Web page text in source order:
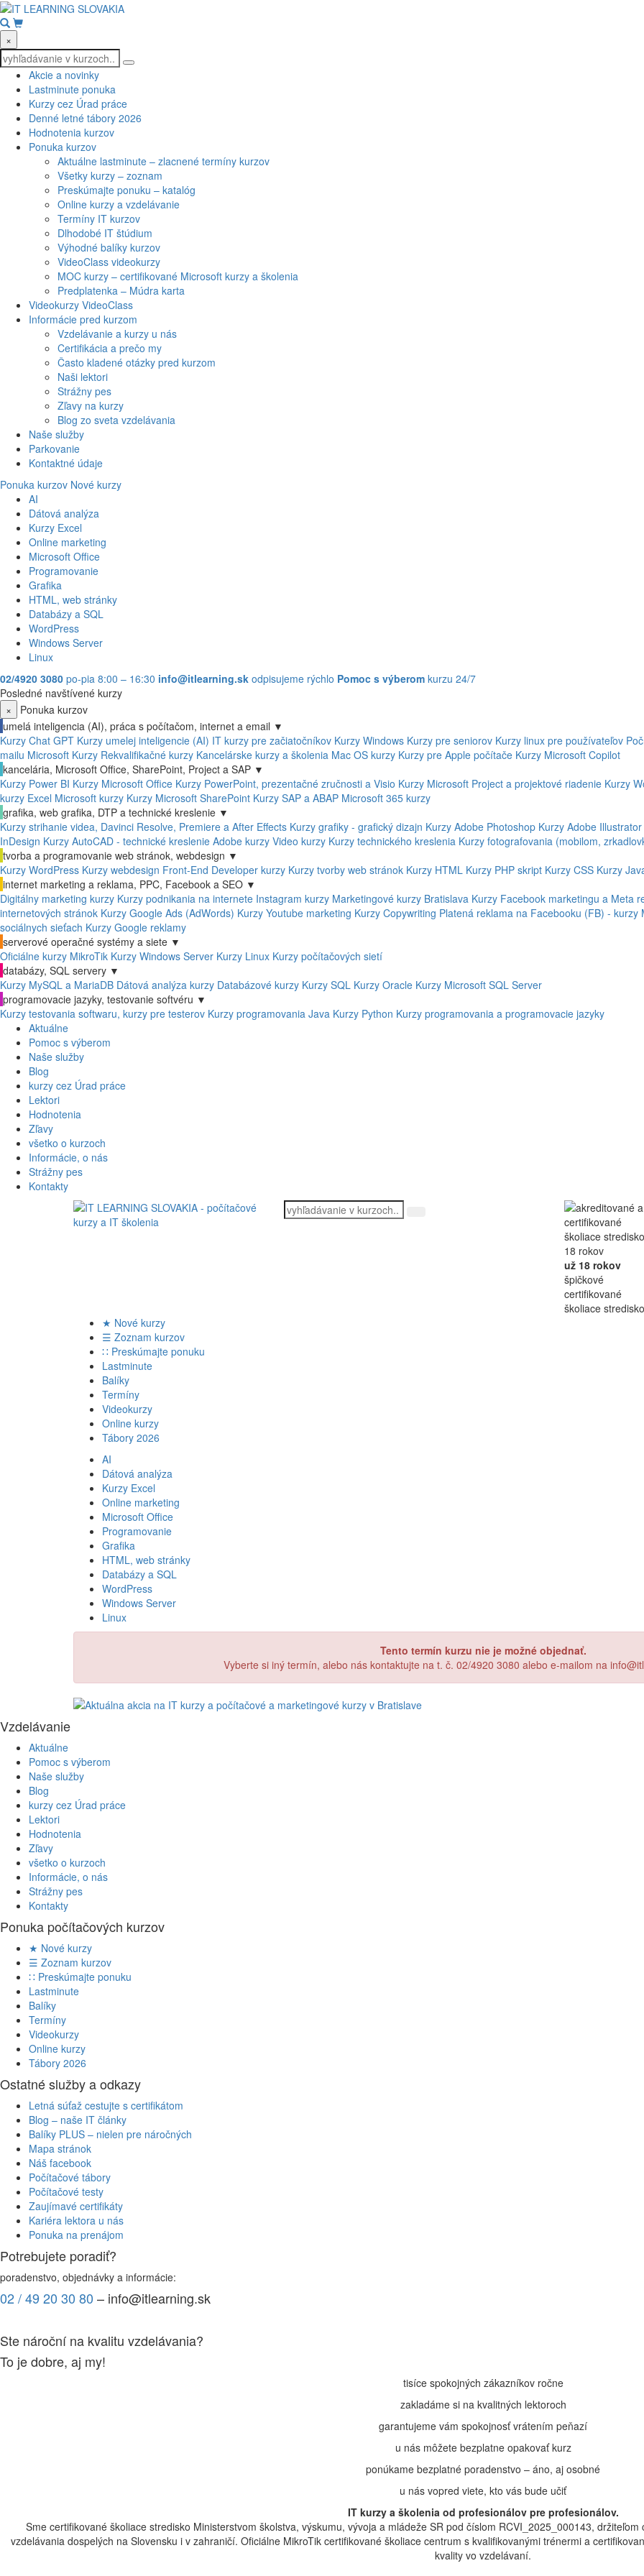
×
Akcie a novinky
Lastminute ponuka
Kurzy cez Úrad práce
Denné letné tábory 2026
Hodnotenia kurzov
Ponuka kurzov
Aktuálne lastminute – zlacnené termíny kurzov
Všetky kurzy – zoznam
Preskúmajte ponuku – katalóg
Online kurzy a vzdelávanie
Termíny IT kurzov
Dlhodobé IT štúdium
Výhodné balíky kurzov
VideoClass videokurzy
MOC kurzy – certifikované Microsoft kurzy a školenia
Predplatenka – Múdra karta
Videokurzy VideoClass
Informácie pred kurzom
Vzdelávanie a kurzy u nás
Certifikácia a prečo my
Často kladené otázky pred kurzom
Naši lektori
Strážny pes
Zľavy na kurzy
Blog zo sveta vzdelávania
Naše služby
Parkovanie
Kontaktné údaje
Ponuka kurzov Nové kurzy
AI
Dátová analýza
Kurzy Excel
Online marketing
Microsoft Office
Programovanie
Grafika
HTML, web stránky
Databázy a SQL
WordPress
Windows Server
Linux
02/4920 3080 po-pia 8:00 – 16:30 info@itlearning.sk odpisujeme rýchlo Pomoc s výberom kurzu 24/7
Posledné navštívené kurzy
×
Ponuka kurzov
umelá inteligencia (AI), práca s počítačom, internet a email ▼
Kurzy Chat GPT Kurzy umelej inteligencie (AI) IT kurzy pre začiatočníkov Kurzy Windows Kurzy pre seniorov Kurzy linux pre používateľov
mailu Microsoft Kurzy Rekvalifikačné kurzy Kancelárske kurzy a školenia Mac OS kurzy Kurzy pre Apple počítače Kurzy Microsoft Copilot
kancelária, Microsoft Office, SharePoint, Project a SAP ▼
Kurzy Power BI Kurzy Microsoft Office Kurzy PowerPoint, prezentačné zručnosti a Visio Kurzy Microsoft Project a projektové riadenie Kurzy
kurzy Excel Microsoft kurzy Kurzy Microsoft SharePoint Kurzy SAP a ABAP Microsoft 365 kurzy
grafika, web grafika, DTP a technické kreslenie ▼
Kurzy strihanie videa, Davinci Resolve, Premiere a After Effects Kurzy grafiky - grafický dizajn Kurzy Adobe Photoshop Kurzy Adobe Illustrator
InDesign Kurzy AutoCAD - technické kreslenie Adobe kurzy Video kurzy Kurzy technického kreslenia Kurzy fotografovania (mobilom,
tvorba a programovanie web stránok, webdesign ▼
Kurzy WordPress Kurzy webdesign Front-End Developer kurzy Kurzy tvorby web stránok Kurzy HTML Kurzy PHP skript Kurzy CSS Kurzy
internet marketing a reklama, PPC, Facebook a SEO ▼
Digitálny marketing kurzy Kurzy podnikania na internete Instagram kurzy Marketingové kurzy Bratislava Kurzy Facebook marketingu a Meta
internetových stránok Kurzy Google Ads (AdWords) Kurzy Youtube marketing Kurzy Copywriting Platená reklama na Facebooku (FB) - kurzy
sociálnych sieťach Kurzy Google reklamy
serverové operačné systémy a siete ▼
Oficiálne kurzy MikroTik Kurzy Windows Server Kurzy Linux Kurzy počítačových sietí
databázy, SQL servery ▼
Kurzy MySQL a MariaDB Dátová analýza kurzy Databázové kurzy Kurzy SQL Kurzy Oracle Kurzy Microsoft SQL Server
programovacie jazyky, testovanie softvéru ▼
Kurzy testovania softwaru, kurzy pre testerov Kurzy programovania Java Kurzy Python Kurzy programovania a programovacie jazyky
Aktuálne
Pomoc s výberom
Naše služby
Blog
kurzy cez Úrad práce
Lektori
Hodnotenia
Zľavy
všetko o kurzoch
Informácie, o nás
Strážny pes
Kontakty
už 18 rokov
špičkové
certifikované
školiace stredisko
★ Nové kurzy
☰ Zoznam kurzov
∷ Preskúmajte ponuku
Lastminute
Balíky
Termíny
Videokurzy
Online kurzy
Tábory 2026
AI
Dátová analýza
Kurzy Excel
Online marketing
Microsoft Office
Programovanie
Grafika
HTML, web stránky
Databázy a SQL
WordPress
Windows Server
Linux
Tento termín kurzu nie je možné objednať.
Vyberte si iný termín, alebo nás kontaktujte na t. č. 02/4920 3080 alebo e-mailom na
Vzdelávanie
Aktuálne
Pomoc s výberom
Naše služby
Blog
kurzy cez Úrad práce
Lektori
Hodnotenia
Zľavy
všetko o kurzoch
Informácie, o nás
Strážny pes
Kontakty
Ponuka počítačových kurzov
★ Nové kurzy
☰ Zoznam kurzov
∷ Preskúmajte ponuku
Lastminute
Balíky
Termíny
Videokurzy
Online kurzy
Tábory 2026
Ostatné služby a odkazy
Letná súťaž cestujte s certifikátom
Blog – naše IT články
Balíky PLUS – nielen pre náročných
Mapa stránok
Náš facebook
Počítačové tábory
Počítačové testy
Zaujímavé certifikáty
Kariéra lektora u nás
Ponuka na prenájom
Potrebujete poradiť?
poradenstvo, objednávky a informácie:
02 / 49 20 30 80 – info@itlearning.sk
Ste nároční na kvalitu vzdelávania?
To je dobre, aj my!
tisíce spokojných zákazníkov ročne
zakladáme si na kvalitných lektoroch
garantujeme vám spokojnosť vrátením peňazí
u nás môžete bezplatne opakovať kurz
ponúkame bezplatné poradenstvo – áno, aj osobné
u nás vopred viete, kto vás bude učiť
IT kurzy a školenia od profesionálov pre profesionálov.
Sme certifikované školiace stredisko Ministerstvom školstva, výskumu, vývoja a mládeže SR pod číslom RCVI_2025_000143,
vzdelávania dospelých na Slovensku i v zahraničí.​​​​​​​​​​​​​​​​ Oficiálne MikroTik certifikované školiace centrum s kvalifikovanými trénermi ​​​​​​​​​​a
kvality vo vzdelávaní.